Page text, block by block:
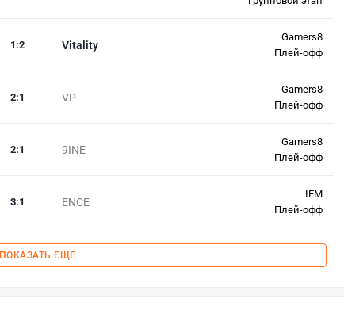
Vitality
1 :2
Gamers8
Плей-офф
VP
2:1
Gamers8
Плей-офф
9INE
2:1
Gamers8
Плей-офф
ENCE
3:1
IEM
Плей-офф
ПОКАЗАТЬ ЕЩЕ